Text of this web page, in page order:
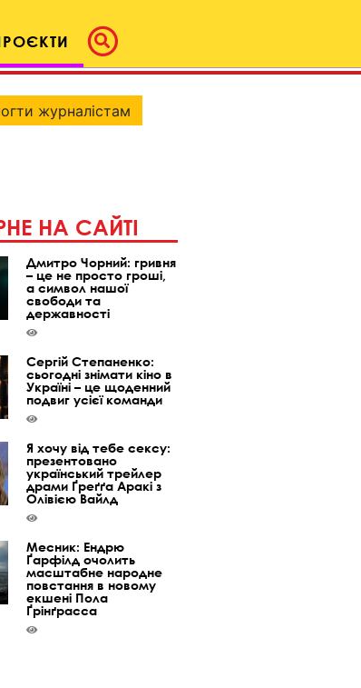
журналістам
НА САЙТІ
Дмитро Чорний: гривня
– це не просто гроші,
а символ нашої
свободи та
державності
Сергій Степаненко:
сьогодні знімати кіно в
Україні – це щоденний
подвиг усієї команди
Я хочу від тебе сексу:
презентовано
український трейлер
драми Ґреґґа Аракі з
Олівією Вайлд
Месник: Ендрю
Ґарфілд очолить
масштабне народне
повстання в новому
екшені Пола
Ґрінґрасса